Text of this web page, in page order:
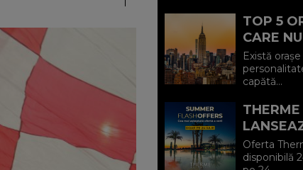
TOP 5
CARE
ȘI
CELOR
Există
capătă...
THERME
OFERTĂ
LA
Oferta
disponibilă